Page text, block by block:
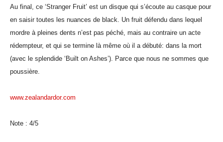
Au final, ce ‘Stranger Fruit’ est un disque qui s’écoute au casque pour
en saisir toutes les nuances de black. Un fruit défendu dans lequel
mordre à pleines dents n’est pas péché, mais au contraire un acte
rédempteur, et qui se termine là même où il a débuté: dans la mort
(avec le splendide ‘Built on Ashes’). Parce que nous ne sommes que
poussière.
www.zealandardor.com
Note : 4/5